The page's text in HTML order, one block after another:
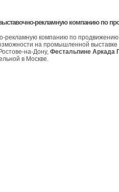
рекламную компанию по
рекламную компанию по продвижению
на промышленной выставке
на-Дону, Фестальпине Аркада
в Москве.